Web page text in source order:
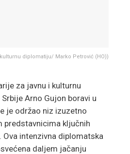
diplomatiju/ Marko Petrović (HO))
za javnu i kulturnu
Arno Gujon boravi u
je održao niz izuzetno
predstavnicima ključnih
intenzivna diplomatska
daljem jačanju